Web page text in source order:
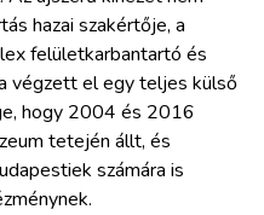
hazai szakértője, a
felületkarbantartó és
végzett el egy teljes külső
hogy 2004 és 2016
tetején állt, és
számára is